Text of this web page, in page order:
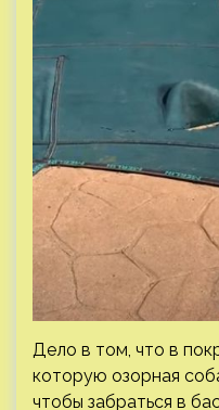
Дело в том, что в
которую озорная
чтобы забраться в